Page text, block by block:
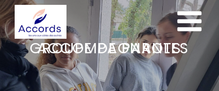
GROUPE DE PAROLES ACCOMPAGNANTS